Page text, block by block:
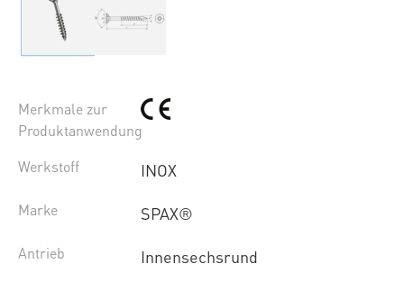
Merkmale zur
Produktanwendung
Werkstoff
INOX
Marke SPAX®
Antrieb Innensechsrund